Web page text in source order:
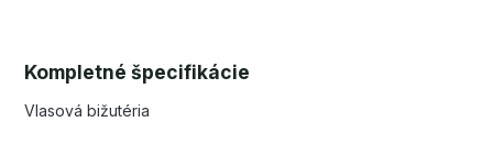
Kompletné špecifikácie
Vlasová bižutéria